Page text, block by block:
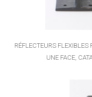
RÉFLECTEURS FLEXIBLES
UNE FACE,